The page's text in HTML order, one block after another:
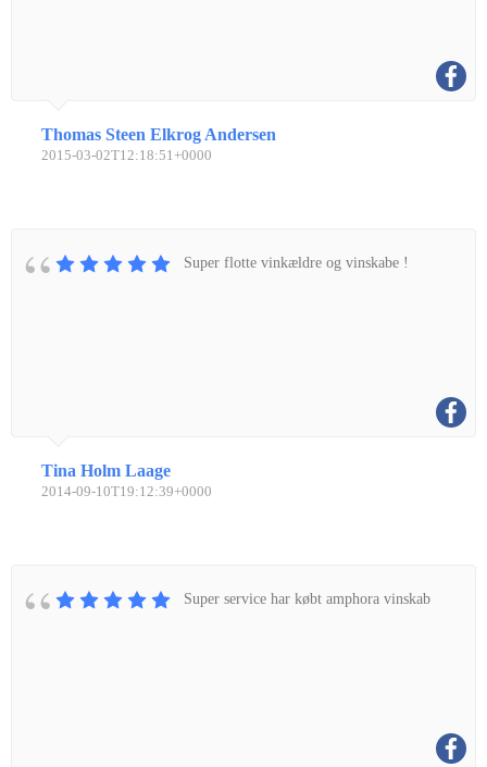
Thomas Steen Elkrog Andersen
2015-03-02T12:18:51+0000
Super flotte vinkældre og vinskabe !
Tina Holm Laage
2014-09-10T19:12:39+0000
Super service har købt amphora vinskab